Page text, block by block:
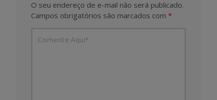
O seu endereço de e-mail não será publicado.
Campos obrigatórios são marcados com *